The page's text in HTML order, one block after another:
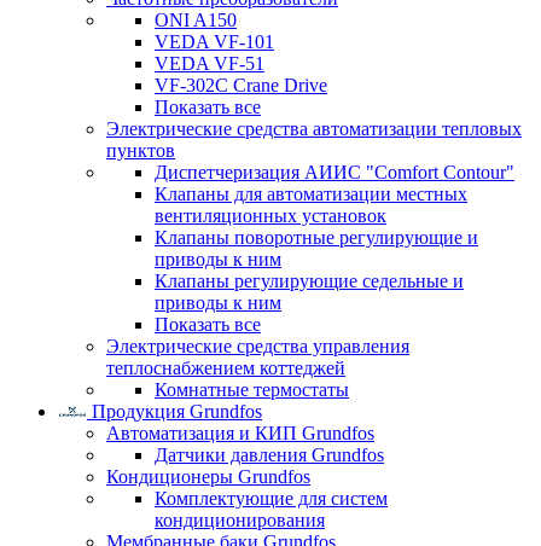
ONI A150
VEDA VF-101
VEDA VF-51
VF-302C Crane Drive
Показать все
Электрические средства автоматизации тепловых
пунктов
Диспетчеризация АИИС "Comfort Contour"
Клапаны для автоматизации местных
вентиляционных установок
Клапаны поворотные регулирующие и
приводы к ним
Клапаны регулирующие седельные и
приводы к ним
Показать все
Электрические средства управления
теплоснабжением коттеджей
Комнатные термостаты
Продукция Grundfos
Автоматизация и КИП Grundfos
Датчики давления Grundfos
Кондиционеры Grundfos
Комплектующие для систем
кондиционирования
Мембранные баки Grundfos